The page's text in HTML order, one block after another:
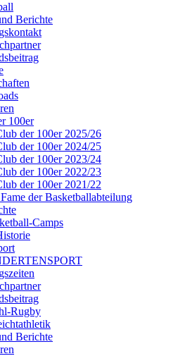
Berichte
100er
der 100er 2025/26
der 100er 2024/25
der 100er 2023/24
der 100er 2022/23
der 100er 2021/22
der Basketballabteilung
Camps
Rugby
Berichte